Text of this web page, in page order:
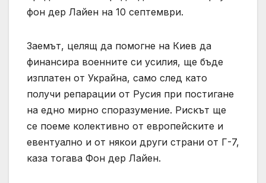
фон дер Лайен на 10 септември.
Заемът, целящ да помогне на Киев да
финансира военните си усилия, ще бъде
изплатен от Украйна, само след като
получи репарации от Русия при постигане
на едно мирно споразумение. Рискът ще
се поеме колективно от европейските и
евентуално и от някои други страни от Г-7,
каза тогава Фон дер Лайен.